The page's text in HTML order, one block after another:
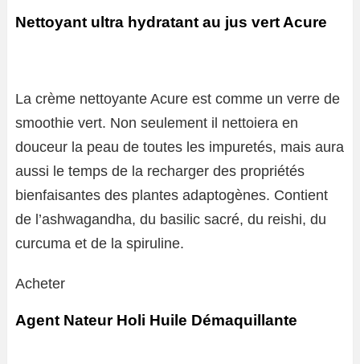
Nettoyant ultra hydratant au jus vert Acure
La crème nettoyante Acure est comme un verre de
smoothie vert. Non seulement il nettoiera en
douceur la peau de toutes les impuretés, mais aura
aussi le temps de la recharger des propriétés
bienfaisantes des plantes adaptogènes. Contient
de l’ashwagandha, du basilic sacré, du reishi, du
curcuma et de la spiruline.
Acheter
Agent Nateur Holi Huile Démaquillante